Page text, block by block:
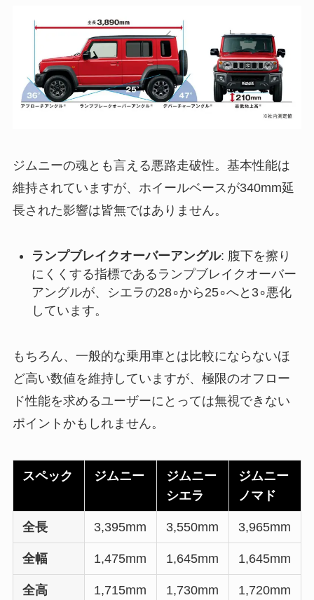
ジムニーの魂とも言える悪路走破性。基本性能は
維持されていますが、ホイールベースが340mm延
長された影響は皆無ではありません。
ランプブレイクオーバーアングル: 腹下を擦り
にくくする指標であるランプブレイクオーバー
アングルが、シエラの28∘から25∘へと3∘悪化
しています。
もちろん、一般的な乗用車とは比較にならないほ
ど高い数値を維持していますが、極限のオフロー
ド性能を求めるユーザーにとっては無視できない
ポイントかもしれません。
スペック ジムニー
ジムニー
シエラ
ジムニー
ノマド
全長 3,395mm 3,550mm 3,965mm
全幅 1,475mm 1,645mm 1,645mm
全高 1,715mm 1,730mm 1,720mm